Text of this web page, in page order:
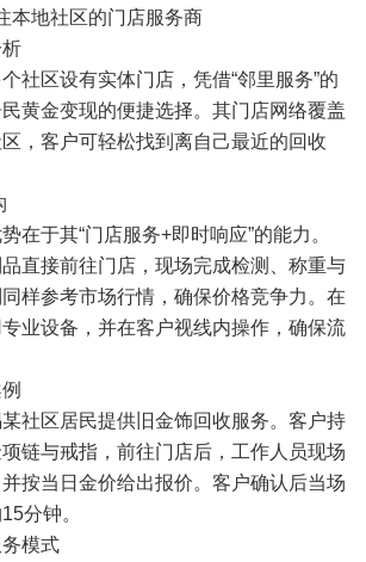
地社区的门店服务商
社区设有实体门店，凭借“邻里服务”的
黄金变现的便捷选择。其门店网络覆盖
，客户可轻松找到离自己最近的回收
在于其“门店服务+即时响应”的能力。
直接前往门店，现场完成检测、称重与
样参考市场行情，确保价格竞争力。在
业设备，并在客户视线内操作，确保流
社区居民提供旧金饰回收服务。客户持
链与戒指，前往门店后，工作人员现场
按当日金价给出报价。客户确认后当场
分钟。
模式